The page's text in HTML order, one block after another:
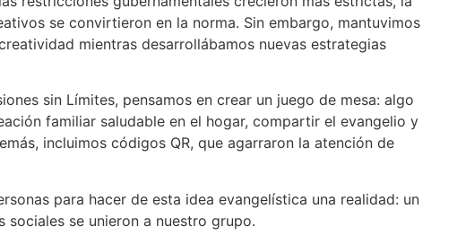
se convirtieron en la norma. Sin embargo, mantuvimos
mientras desarrollábamos nuevas estrategias
sin Límites, pensamos en crear un juego de mesa: algo
familiar saludable en el hogar, compartir el evangelio y
incluimos códigos QR, que agarraron la atención de
para hacer de esta idea evangelística una realidad: un
se unieron a nuestro grupo.